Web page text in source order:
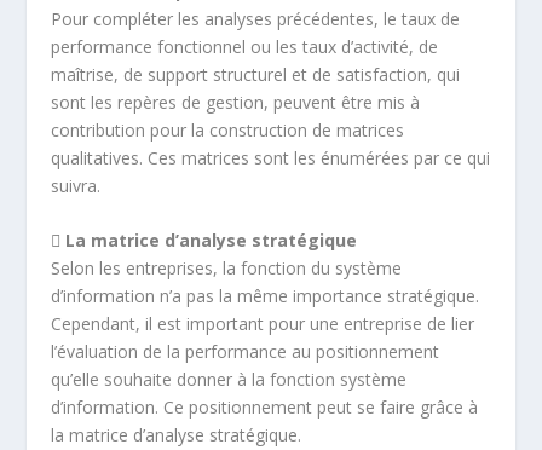
Pour compléter les analyses précédentes, le taux de
performance fonctionnel ou les taux d’activité, de
maîtrise, de support structurel et de satisfaction, qui
sont les repères de gestion, peuvent être mis à
contribution pour la construction de matrices
qualitatives. Ces matrices sont les énumérées par ce qui
suivra.
 La matrice d’analyse stratégique
Selon les entreprises, la fonction du système
d’information n’a pas la même importance stratégique.
Cependant, il est important pour une entreprise de lier
l’évaluation de la performance au positionnement
qu’elle souhaite donner à la fonction système
d’information. Ce positionnement peut se faire grâce à
la matrice d’analyse stratégique.